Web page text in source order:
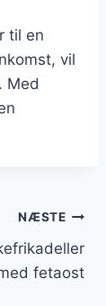
til en
vil
Med
NÆSTE
fetaost